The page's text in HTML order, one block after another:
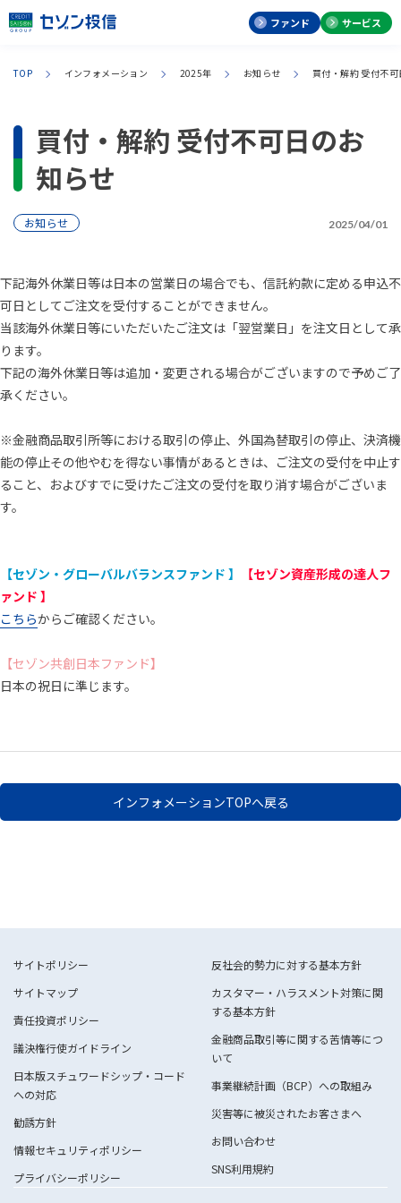
ファンド サービス
TOP インフォメーション 2025年 お知らせ 買付・解約 受付不
買付・解約 受付不可日のお
知らせ
お知らせ 2025/04/01
下記海外休業日等は日本の営業日の場合でも、信託約款に定める申込不
可日としてご注文を受付することができません。
当該海外休業日等にいただいたご注文は「翌営業日」を注文日として承
ります。
下記の海外休業日等は追加・変更される場合がございますので予めご了
承ください。
※金融商品取引所等における取引の停止、外国為替取引の停止、決済機
能の停止その他やむを得ない事情があるときは、ご注文の受付を中止す
ること、およびすでに受けたご注文の受付を取り消す場合がございま
す。
【セゾン・グローバルバランスファンド 】
【セゾン資産形成の達人フ
ァンド 】
こちらからご確認ください。
【セゾン共創日本ファンド】
日本の祝日に準じます。
インフォメーションTOPへ戻る
サイトポリシー
サイトマップ
責任投資ポリシー
議決権行使ガイドライン
日本版スチュワードシップ・コード
への対応
勧誘方針
情報セキュリティポリシー
プライバシーポリシー
反社会的勢力に対する基本方針
カスタマー・ハラスメント対策に関
する基本方針
金融商品取引等に関する苦情等につ
いて
事業継続計画（BCP）への取組み
災害等に被災されたお客さまへ
お問い合わせ
SNS利用規約